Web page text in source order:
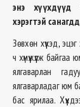
энэ хүүхдүүд
хэрэгтэй
Зөвхөн хүүхэд, эцэг
ч хүмүүжүүлж
ялгаварлан
ялгаварладаг юм
бас ярилаа.